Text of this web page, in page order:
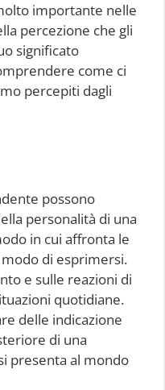
importante nelle
percezione che gli
significato
come ci
percepiti dagli
possono
personalità di una
in cui affronta le
di esprimersi.
e sulle reazioni di
quotidiane.
delle indicazione
di una
presenta al mondo